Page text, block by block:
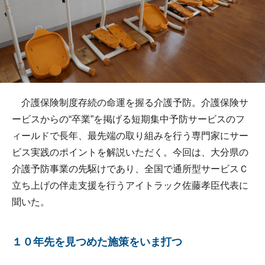
介護保険制度存続の命運を握る介護予防。介護保険サ
ービスからの“卒業”を掲げる短期集中予防サービスのフ
ィールドで長年、最先端の取り組みを行う専門家にサー
ビス実践のポイントを解説いただく。今回は、大分県の
介護予防事業の先駆けであり、全国で通所型サービスＣ
立ち上げの伴走支援を行うアイトラック佐藤孝臣代表に
聞いた。
１０年先を見つめた施策をいま打つ